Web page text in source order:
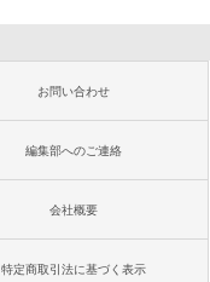
お問い合わせ
編集部へのご連絡
会社概要
特定商取引法に基づく表示